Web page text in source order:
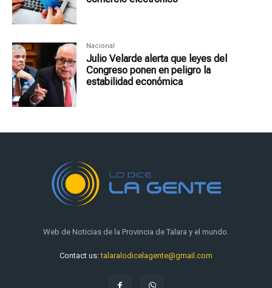
Nacional
Julio Velarde alerta que leyes del
Congreso ponen en peligro la
estabilidad económica
Web de Noticias de la Provincia de Talara y el mundo.
Contact us:talaralodicelagente@gmail.com